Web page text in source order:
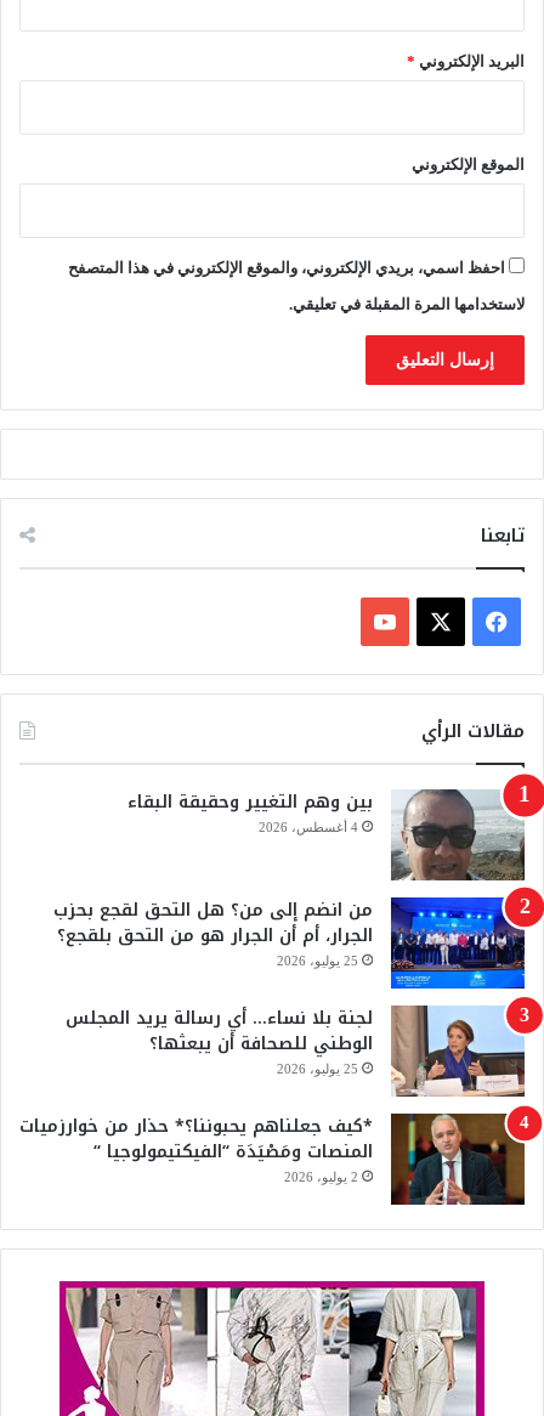
االبريد الإلكتروني *
الموقع الإلكتروني
احفظ اسمي، بريدي الإلكتروني، والموقع الإلكتروني في هذا المتصفح
لاستخدامها المرة المقبلة في تعليقي.
تابعنا
ي
ب
و
ك
X
Y
u
T
b
e
مقالات الرأي
بين وهم التغيير وحقيقة البقاء
4 أغسطس، 2026
من انضم إلى من؟ هل التحق لقجع بحزب
الجرار، أم أن الجرار هو من التحق بلقجع؟
25 يوليو، 2026
لجنة بلا نساء… أي رسالة يريد المجلس
الوطني للصحافة أن يبعثها؟
25 يوليو، 2026
*كيف جعلناهم يحبوننا؟* حذار من خوارزميات
المنصات ومَصْيَدَة “الفيكتيمولوجيا “
2 يوليو، 2026